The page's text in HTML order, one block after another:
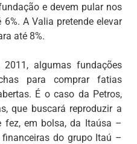
e devem pular nos
A Valia pretende elevar
até 8%.
algumas fundações
para comprar fatias
É o caso da Petros,
que buscará reproduzir a
fez, em bolsa, da Itaúsa –
do grupo Itaú –